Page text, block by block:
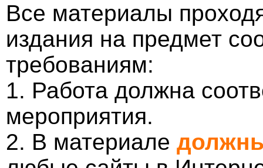
Все материалы
издания на предмет
требованиям:
1. Работа должна
мероприятия.
2. В материале